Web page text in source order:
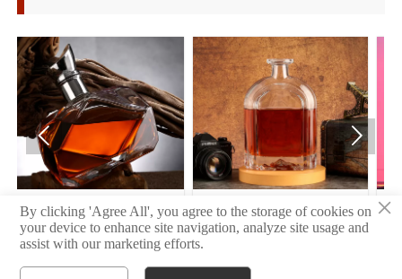
11 10
 
×
By clicking 'Agree All', you agree to the storage of cookies on
your device to enhance site navigation, analyze site usage and
assist with our marketing efforts.